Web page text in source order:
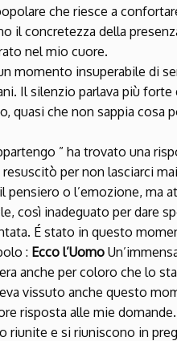
che riesce a
il concretezza della
nel mio cuore.
momento insuperabile di
Il silenzio parlava più
quasi che non sappia cosa
” ha trovato una
per non lasciarci
o l’emozione, ma
così inadeguato per dare
É stato in questo
: Ecco l’Uomo
anche per coloro che lo
vissuto anche questo
risposta alle mie
riunite e si riuniscono in